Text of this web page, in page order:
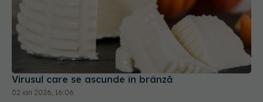
Virusul care se ascunde în brânză
02 ian 2026, 16:06